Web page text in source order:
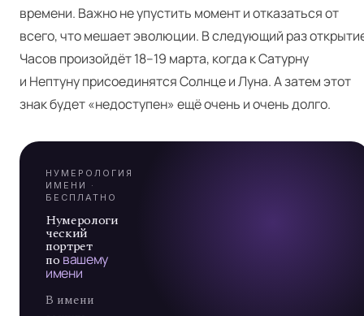
времени. Важно не упустить момент и отказаться от
всего, что мешает эволюции. В следующий раз
Часов произойдёт 18–19 марта, когда к Сатурну
и Нептуну присоединятся Солнце и Луна. А затем этот
знак будет «недоступен» ещё очень и очень долго.
А
7
НУМЕРОЛОГИЯ
ИМЕНИ ·
БЕСПЛАТНО
Нумерологи
ческий
портрет
по вашему
имени
В имени